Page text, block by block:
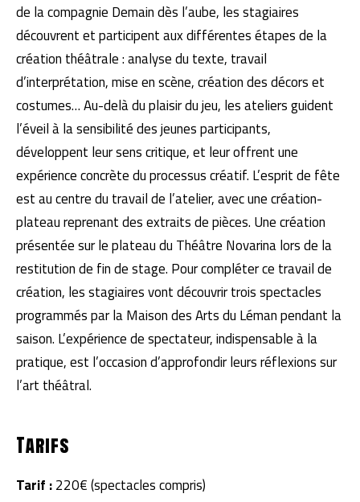
de la compagnie Demain dès l’aube, les stagiaires
découvrent et participent aux différentes étapes de la
création théâtrale : analyse du texte, travail
d’interprétation, mise en scène, création des décors et
costumes… Au-delà du plaisir du jeu, les ateliers guident
l’éveil à la sensibilité des jeunes participants,
développent leur sens critique, et leur offrent une
expérience concrète du processus créatif. L’esprit de fête
est au centre du travail de l’atelier, avec une création-
plateau reprenant des extraits de pièces. Une création
présentée sur le plateau du Théâtre Novarina lors de la
restitution de fin de stage. Pour compléter ce travail de
création, les stagiaires vont découvrir trois spectacles
programmés par la Maison des Arts du Léman pendant la
saison. L’expérience de spectateur, indispensable à la
pratique, est l’occasion d’approfondir leurs réflexions sur
l’art théâtral.
Tarifs
Tarif :220€ (spectacles compris)